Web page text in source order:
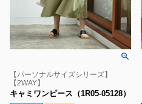
【パーソナルサイズシリーズ】
【2WAY】
キャミワンピース（1R05-05128）